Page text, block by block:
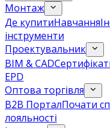
Монтаж
Де купитиНавчання
інструменти
Проектувальник
BIM & CAD
EPD
Оптова торгівля
B2B ПорталПочати
лояльності